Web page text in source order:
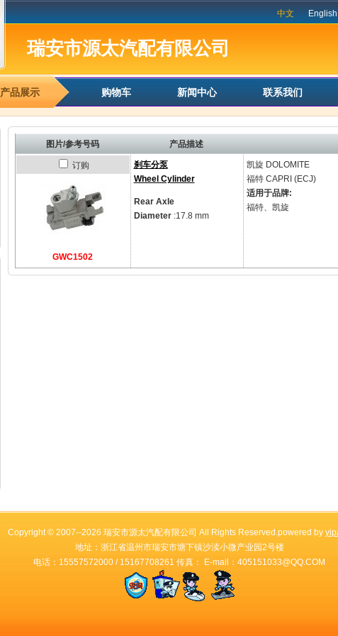
中文 English
瑞安市源太汽配有限公司
产品展示 购物车 新闻中心 联系我们
图片/参考号码 产品描述
订购
GWC1502
刹车分泵
Wheel Cylinder
Rear Axle
Diameter:17.8 mm
凯旋 DOLOMITE
福特 CAPRI (ECJ)
适用于品牌:
福特、凯旋
Copyright © 2007--2026 瑞安市源太汽配有限公司 All Rights Reserved.powered by
地址：浙江省温州市瑞安市塘下镇沙渎小微产业园2号楼
电话：15557572000 / 15167708261 传真： E-mail：405151033@QQ.COM